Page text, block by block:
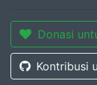
Donasi
Kontribusi